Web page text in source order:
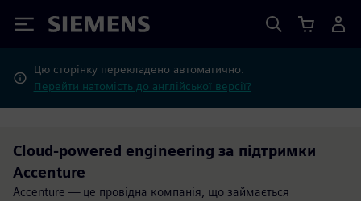
Siemens
Цю сторінку перекладено автоматично.
Перейти натомість до англійської версії?
Cloud-powered engineering за підтримки
Accenture
Accenture — це провідна компанія, що займається